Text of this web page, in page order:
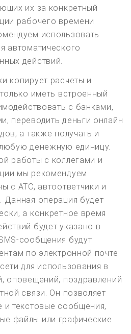
их за конкретный
рабочего времени
использовать
автоматического
действий.
копирует расчеты и
иметь встроенный
с банками,
переводить деньги онлайн
а также получать и
денежную единицу.
работы с коллегами и
мы рекомендуем
с АТС, автоответчики и
Данная операция будет
а конкретное время
будет указано в
сообщения будут
по электронной почте
для использования в
оповещений, поздравлений
связи. Он позволяет
и текстовые сообщения,
файлы или графические